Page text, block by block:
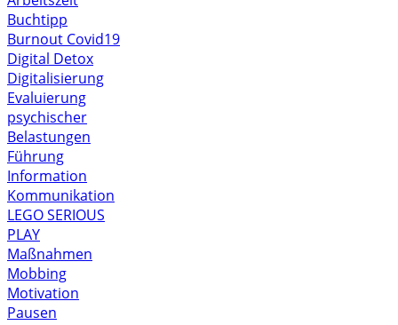
Buchtipp
Burnout Covid19
Digital Detox
Digitalisierung
Evaluierung
psychischer
Belastungen
Führung
Information
Kommunikation
LEGO SERIOUS
PLAY
Maßnahmen
Mobbing
Motivation
Pausen